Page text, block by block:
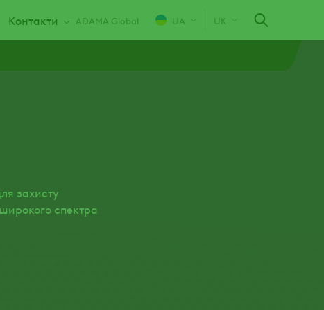
Контакти ADAMA Global UA UK
захисту
спектра